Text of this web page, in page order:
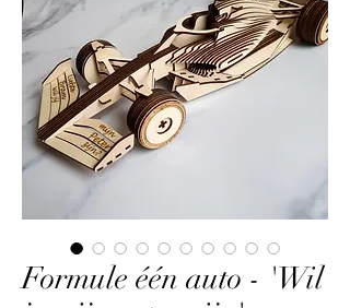
Formule één auto - 'Wil